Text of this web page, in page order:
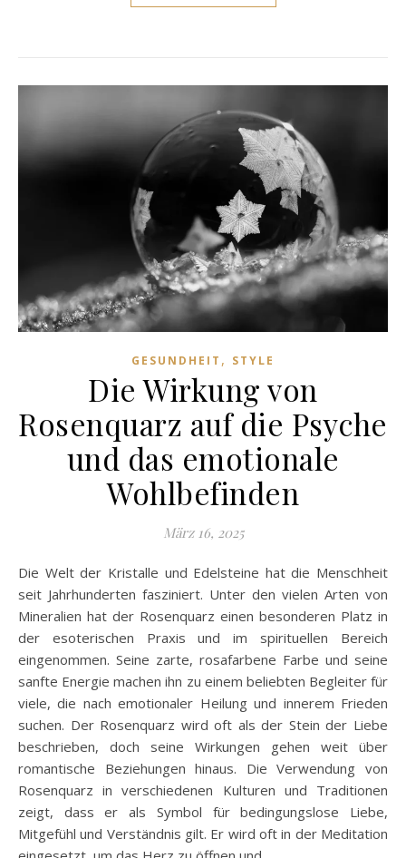
GESUNDHEIT , STYLE
Die Wirkung von
Rosenquarz auf die Psyche
und das emotionale
Wohlbefinden
März 16, 2025
Die Welt der Kristalle und Edelsteine hat die Menschheit
seit Jahrhunderten fasziniert. Unter den vielen Arten von
Mineralien hat der Rosenquarz einen besonderen Platz in
der esoterischen Praxis und im spirituellen Bereich
eingenommen. Seine zarte, rosafarbene Farbe und seine
sanfte Energie machen ihn zu einem beliebten Begleiter für
viele, die nach emotionaler Heilung und innerem Frieden
suchen. Der Rosenquarz wird oft als der Stein der Liebe
beschrieben, doch seine Wirkungen gehen weit über
romantische Beziehungen hinaus. Die Verwendung von
Rosenquarz in verschiedenen Kulturen und Traditionen
zeigt, dass er als Symbol für bedingungslose Liebe,
Mitgefühl und Verständnis gilt. Er wird oft in der Meditation